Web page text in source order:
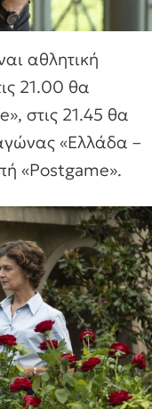
αθλητική
21.00 θα
στις 21.45 θα
«Ελλάδα –
«Postgame».